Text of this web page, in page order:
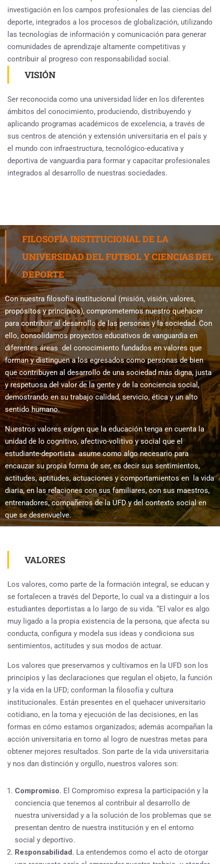
investigación en los campos profesionales de las ciencias del
deporte, integrados a los procesos de globalización, utilizando
las tecnologías de información y comunicación para generar
comunidades de aprendizaje altamente competitivas y
contribuir al progreso con responsabilidad social.
VISIÓN
Ser reconocida como una universidad líder en los diferentes
ámbitos del conocimiento, produciendo, distribuyendo y
aplicando programas académicos de excelencia, a través de
sus centros de atención y extensión universitaria en el país y
el mundo con infraestructura, tecnológico-educativa y
deportiva de vanguardia para formar y capacitar profesionales
integrados al desarrollo de nuestras sociedades.
FILOSOFÍA INSTITUCIONAL DE LA
UNIVERSIDAD DEL FUTBOL Y CIENCIAS DEL
DEPORTE
Con nuestra filosofía institucional (misión, visión, valores,
propósitos y principios), comprometemos nuestro quehacer
para contribuir al desarrollo de las personas y la sociedad. Con
ello, consolidamos proyectos educativos de vanguardia en
diferentes áreas del conocimiento fundados en valores que
forman y distinguen a los egresados como personas de bien
que contribuyen al desarrollo de una sociedad más digna, justa
y respetuosa del valor de la gente y de la conciencia social,
demostrando en su trabajo calidad, servicio, ética y un alto
sentido humano.
Nuestros valores exigen que la educación tenga en cuenta la
unidad de lo cognitivo, afectivo-volitivo y social que el
estudiante-deportista asume como algo necesario para
encauzar su propia forma de ser, es decir sus sentimientos,
actitudes, aptitudes, actuaciones y comportamientos en la vida
diaria, en las relaciones con sus familiares, con sus maestros,
entrenadores, compañeros de la UFD y del contexto social en
que se desenvuelve.
VALORES
Los valores, como parte de la formación integral, se educan y
se fortalecen a través del Deporte, lo cual va a distinguir a los
estudiantes deportistas a lo largo de su vida. “El valor es algo
muy ligado a la propia existencia de la persona, que afecta su
conducta, configura y modela sus ideas y condiciona sus
sentimientos, actitudes y sus modos de actuar.
Los valores que preservamos y cultivamos en la UFD son los
principios y las declaraciones que regulan el objeto, la función
y la vida en la UFD; conforman la filosofía y cultura
institucionales. Están presentes en el quehacer universitario
cotidiano, en la toma y ejecución de las decisiones, en las
formas en cómo estamos organizados; además acompañan la
acción universitaria en torno al logro de nuestras metas para
obtener mejores resultados. Son parte de la vida universitaria
y nos dan distinción y orgullo, nuestros valores son:
Compromiso. El Compromiso expresa la participación y la
conciencia que tenemos al contribuir al desarrollo de
nuestra universidad y a la solución de los problemas que se
presentan dentro de nuestra institución y en el entorno
social y deportivo.
Responsabilidad. La entendemos como el acto de otorgar